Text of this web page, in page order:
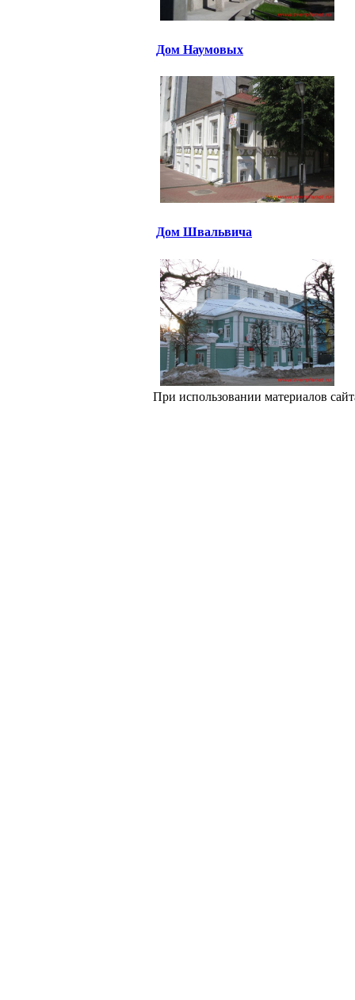
Дом Наумовых
Дом Швальвича
При использовании материалов